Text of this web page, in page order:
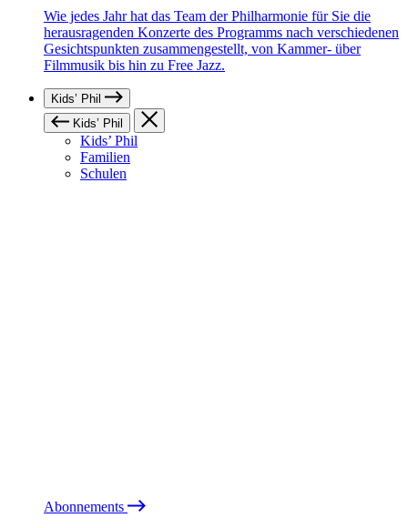
Wie jedes Jahr hat das Team der Philharmonie für Sie die
herausragenden Konzerte des Programms nach verschiedenen
Gesichtspunkten zusammengestellt, von Kammer- über
Filmmusik bis hin zu Free Jazz.
Kids’ Phil
Kids’ Phil
Kids’ Phil
Familien
Schulen
Abonnements